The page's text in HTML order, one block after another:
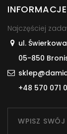
INFORMACJE
Najczęściej
ul. Świerkowa
05-850
+48 570 071